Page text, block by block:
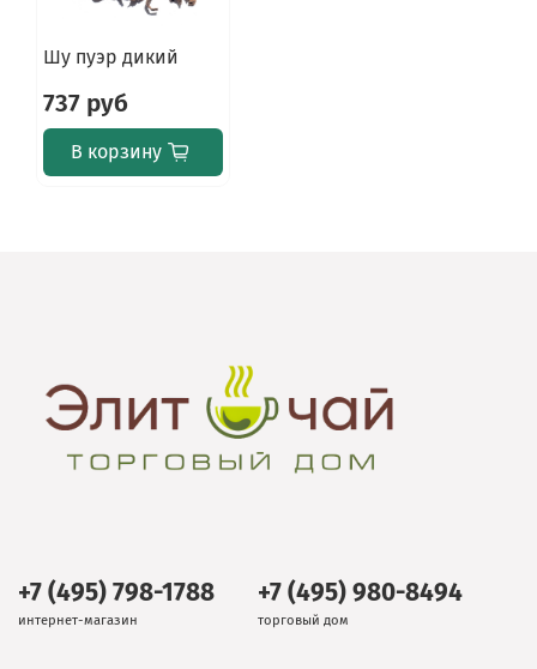
Шу пуэр дикий
737 руб
В корзину
+7 (495) 798-1788
интернет-магазин
+7 (495) 980-8494
торговый дом